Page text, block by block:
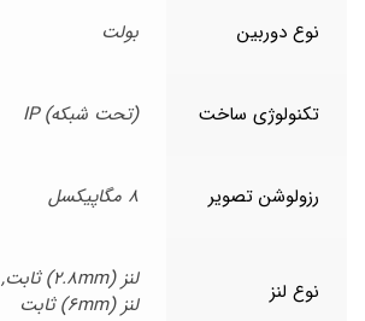
نوع دوربین بولت
تکنولوژی ساخت (تحت شبکه) IP
رزولوشن تصویر 8 مگاپیکسل
نوع لنز
لنز (6mm) ثابت